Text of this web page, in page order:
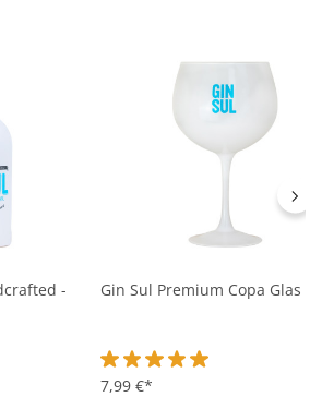
-
von 4.9 von 5 Sternen
Gin Sul Premium Copa Glas
Durchschnittliche
7,99 €*